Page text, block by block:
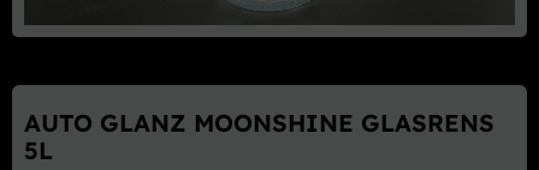
AUTO GLANZ MOONSHINE GLASRENS
5L